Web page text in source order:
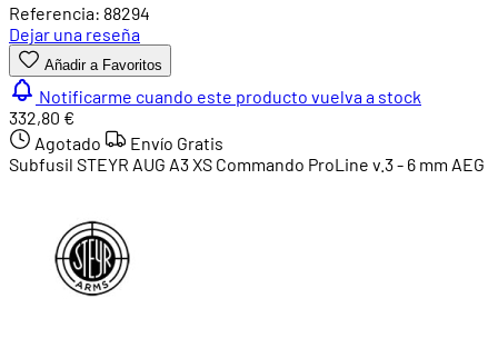
Referencia: 88294
Dejar una reseña
Añadir a Favoritos
Notificarme cuando este producto vuelva a stock
332,80 €
Agotado
Envío Gratis
Subfusil STEYR AUG A3 XS Commando ProLine v.3 - 6 mm AEG